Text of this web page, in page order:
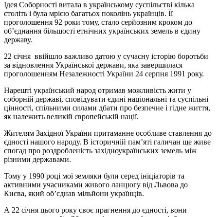
Ідея Соборності витала в українському суспільстві кілька
століть і була мрією багатьох поколінь українців. Її
проголошення 92 роки тому, стало серйозним кроком до
об’єднання більшості етнічних українських земель в єдину
державу.
22 січня ввійшло важливо датою у сучасну історію боротьби
за відновлення Української держави, яка завершилася
проголошенням Незалежності України 24 серпня 1991 року.
Нарешті український народ отримав можливість жити у
соборній державі, сповідувати єдині національні та суспільні
цінності, спільними силами дбати про безпечне і гідне життя,
як належить великій європейській нації.
Жителям Західної України притаманне особливе ставлення до
єдності нашого народу. В історичній пам’яті галичан ще живе
спогад про роздробленість західноукраїнських земель між
різними державами.
Тому у 1990 році мої земляки були серед ініціаторів та
активними учасниками живого ланцюгу від Львова до
Києва, який об’єднав мільйони українців.
А 22 січня цього року своє прагнення до єдності, вони